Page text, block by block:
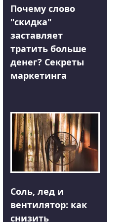
Почему слово
"скидка"
заставляет
тратить больше
денег? Секреты
маркетинга
Соль, лед и
вентилятор: как
снизить